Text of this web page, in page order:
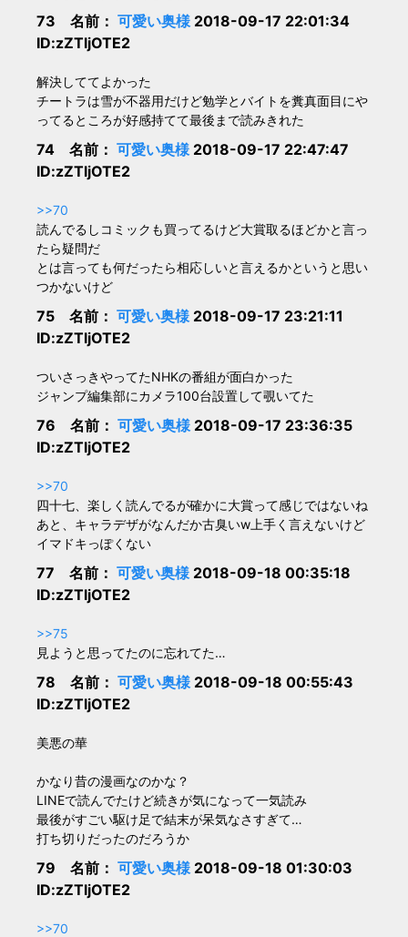
73 名前： 可愛い奥様2018-09-17 22:01:34
ID:zZTljOTE2
解決しててよかった
チートラは雪が不器用だけど勉学とバイトを糞真面目にや
ってるところが好感持てて最後まで読みきれた
74 名前： 可愛い奥様2018-09-17 22:47:47
ID:zZTljOTE2
>>70
読んでるしコミックも買ってるけど大賞取るほどかと言っ
たら疑問だ
とは言っても何だったら相応しいと言えるかというと思い
つかないけど
75 名前： 可愛い奥様2018-09-17 23:21:11
ID:zZTljOTE2
ついさっきやってたNHKの番組が面白かった
ジャンプ編集部にカメラ100台設置して覗いてた
76 名前： 可愛い奥様2018-09-17 23:36:35
ID:zZTljOTE2
>>70
四十七、楽しく読んでるが確かに大賞って感じではないね
あと、キャラデザがなんだか古臭いw上手く言えないけど
イマドキっぽくない
77 名前： 可愛い奥様2018-09-18 00:35:18
ID:zZTljOTE2
>>75
見ようと思ってたのに忘れてた…
78 名前： 可愛い奥様2018-09-18 00:55:43
ID:zZTljOTE2
美悪の華
かなり昔の漫画なのかな？
LINEで読んでたけど続きが気になって一気読み
最後がすごい駆け足で結末が呆気なさすぎて…
打ち切りだったのだろうか
79 名前： 可愛い奥様2018-09-18 01:30:03
ID:zZTljOTE2
>>70